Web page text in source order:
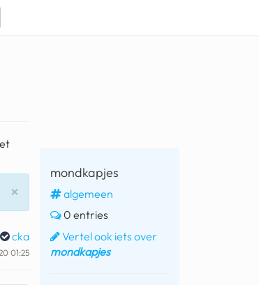
×Sluiten
cka
01:25
mondkapjes
algemeen
0 entries
Vertel ook iets over
mondkapjes